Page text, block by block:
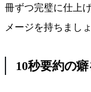
冊ずつ完璧に仕上
メージを持ちましょ
10秒要約の